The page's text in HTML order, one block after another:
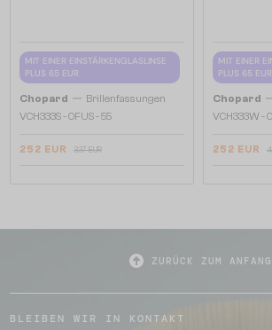
MIT EINER EINSTÄRKENGLASLINSE
PLUS 65 EUR
Chopard — Brillenfassungen
VCH333S - 0FUS - 55
252 EUR 337 EUR
MIT EINER
PLUS 65 EUR
Chopard
VCH333W -
252 EUR
ZURÜCK ZUM ANFANG
BLEIBEN WIR IN KONTAKT